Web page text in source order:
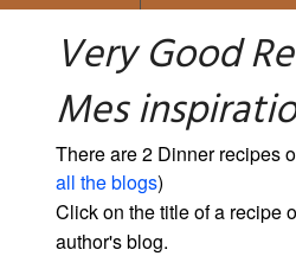
Very Good
Mes
There are 2 Dinner recipes
all the blogs)
Click on the title of a recipe
author's blog.